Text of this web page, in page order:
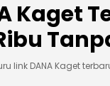
Kaget
DANA Kaget